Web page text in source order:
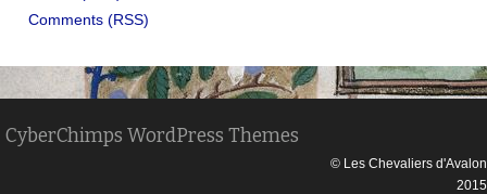
Comments (RSS)
CyberChimps WordPress Themes
© Les Chevaliers d'Avalon
2015